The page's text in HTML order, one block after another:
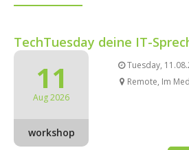
TechTuesday deine IT-
11
Aug 2026
workshop
Tuesday,
Remote, Im